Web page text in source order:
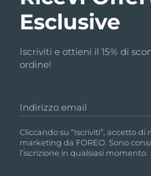
Esclusive
Iscriviti e ottieni il 15% di
ordine!
Indirizzo email
Cliccando su “Iscriviti”, accetto
marketing da FOREO. Sono
l’iscrizione in qualsiasi momento.